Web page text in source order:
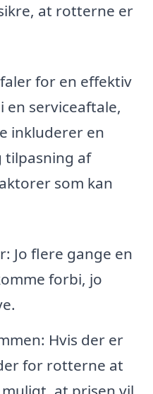
at rotterne er
for en effektiv
serviceaftale,
inkluderer en
tilpasning af
som kan
Jo flere gange en
forbi, jo
Hvis der er
for rotterne at